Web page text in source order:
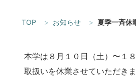
TOP お知らせ 夏季一斉休
本学は８月１０日（土）〜１
取扱いを休業させていただきま